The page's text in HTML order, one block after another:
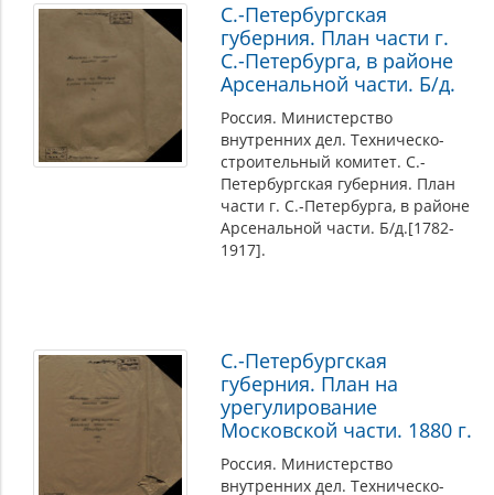
С.-Петербургская
губерния. План части г.
С.-Петербурга, в районе
Арсенальной части. Б/д.
Россия. Министерство
внутренних дел. Техническо-
строительный комитет. С.-
Петербургская губерния. План
части г. С.-Петербурга, в районе
Арсенальной части. Б/д.[1782-
1917].
С.-Петербургская
губерния. План на
урегулирование
Московской части. 1880 г.
Россия. Министерство
внутренних дел. Техническо-